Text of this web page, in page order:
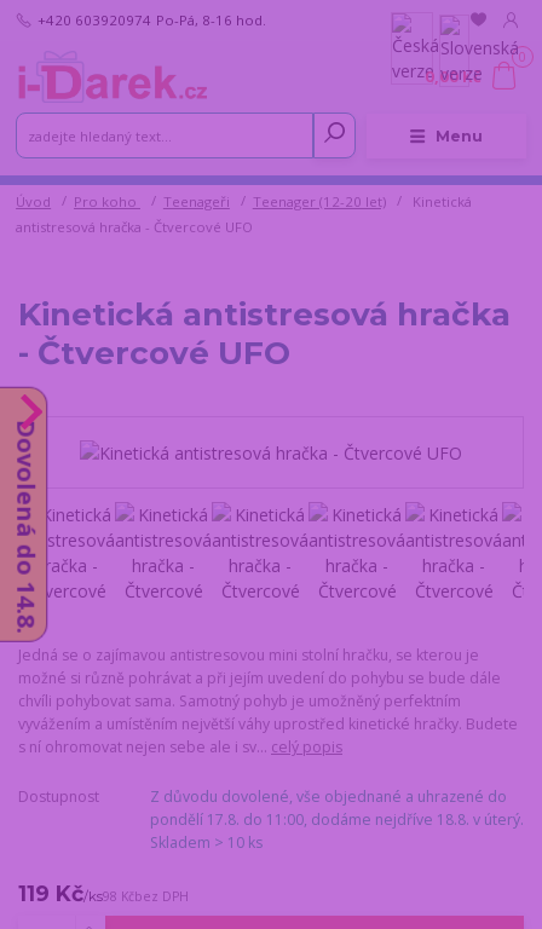
Menu
+420 603920974 Po-Pá, 8-16 hod.
0
0,00 Kč
Úvod Pro koho Teenageři Teenager (12-20 let)
Kinetická
antistresová hračka - Čtvercové UFO
Kinetická antistresová hračka
- Čtvercové UFO
Jedná se o zajímavou antistresovou mini stolní hračku, se kterou je
možné si různě pohrávat a při jejím uvedení do pohybu se bude dále
chvíli pohybovat sama. Samotný pohyb je umožněný perfektním
vyvážením a umístěním největší váhy uprostřed kinetické hračky. Budete
s ní ohromovat nejen sebe ale i sv... celý popis
Dostupnost
Z důvodu dovolené, vše objednané a uhrazené do
pondělí 17.8. do 11:00, dodáme nejdříve 18.8. v úterý.
Skladem > 10 ks
119 Kč/ks98 Kčbez DPH
Dovolená do 14.8.